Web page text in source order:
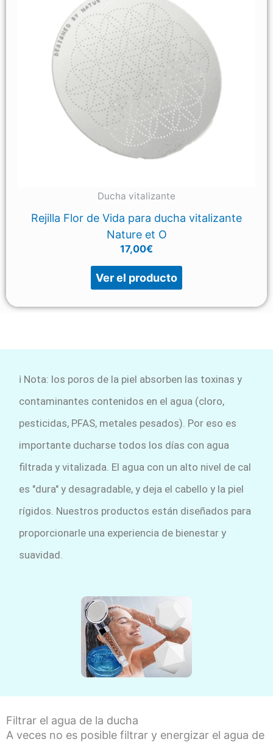
Ducha vitalizante
Rejilla Flor de Vida para ducha vitalizante
Nature et O
17,00€
Ver el producto
ℹ️ Nota: los poros de la piel absorben las toxinas y
contaminantes contenidos en el agua (cloro,
pesticidas, PFAS, metales pesados). Por eso es
importante ducharse todos los días con agua
filtrada y vitalizada. El agua con un alto nivel de cal
es "dura" y desagradable, y deja el cabello y la piel
rígidos. Nuestros productos están diseñados para
proporcionarle una experiencia de bienestar y
suavidad.
Filtrar el agua de la ducha
A veces no es posible filtrar y energizar el agua de